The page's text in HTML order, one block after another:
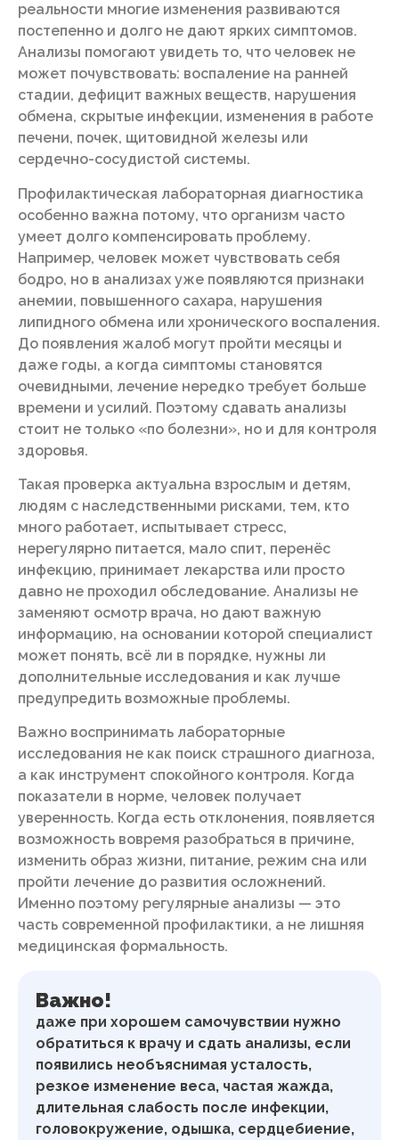
реальности многие изменения развиваются
постепенно и долго не дают ярких симптомов.
Анализы помогают увидеть то, что человек не
может почувствовать: воспаление на ранней
стадии, дефицит важных веществ, нарушения
обмена, скрытые инфекции, изменения в работе
печени, почек, щитовидной железы или
сердечно-сосудистой системы.
Профилактическая лабораторная диагностика
особенно важна потому, что организм часто
умеет долго компенсировать проблему.
Например, человек может чувствовать себя
бодро, но в анализах уже появляются признаки
анемии, повышенного сахара, нарушения
липидного обмена или хронического воспаления.
До появления жалоб могут пройти месяцы и
даже годы, а когда симптомы становятся
очевидными, лечение нередко требует больше
времени и усилий. Поэтому сдавать анализы
стоит не только «по болезни», но и для контроля
здоровья.
Такая проверка актуальна взрослым и детям,
людям с наследственными рисками, тем, кто
много работает, испытывает стресс,
нерегулярно питается, мало спит, перенёс
инфекцию, принимает лекарства или просто
давно не проходил обследование. Анализы не
заменяют осмотр врача, но дают важную
информацию, на основании которой специалист
может понять, всё ли в порядке, нужны ли
дополнительные исследования и как лучше
предупредить возможные проблемы.
Важно воспринимать лабораторные
исследования не как поиск страшного диагноза,
а как инструмент спокойного контроля. Когда
показатели в норме, человек получает
уверенность. Когда есть отклонения, появляется
возможность вовремя разобраться в причине,
изменить образ жизни, питание, режим сна или
пройти лечение до развития осложнений.
Именно поэтому регулярные анализы — это
часть современной профилактики, а не лишняя
медицинская формальность.
Важно!
даже при хорошем самочувствии нужно
обратиться к врачу и сдать анализы, если
появились необъяснимая усталость,
резкое изменение веса, частая жажда,
длительная слабость после инфекции,
головокружение, одышка, сердцебиение,